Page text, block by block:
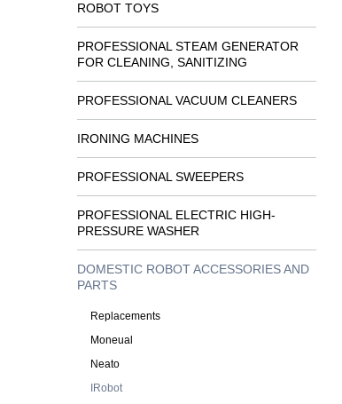
ROBOT TOYS
PROFESSIONAL STEAM GENERATOR
FOR CLEANING, SANITIZING
PROFESSIONAL VACUUM CLEANERS
IRONING MACHINES
PROFESSIONAL SWEEPERS
PROFESSIONAL ELECTRIC HIGH-
PRESSURE WASHER
DOMESTIC ROBOT ACCESSORIES AND
PARTS
Replacements
Moneual
Neato
IRobot